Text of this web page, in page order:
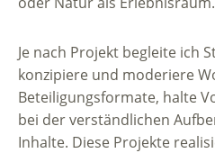
Je nach Projekt begleite ich
konzipiere und moderiere
Beteiligungsformate, halte
bei der verständlichen
Inhalte. Diese Projekte